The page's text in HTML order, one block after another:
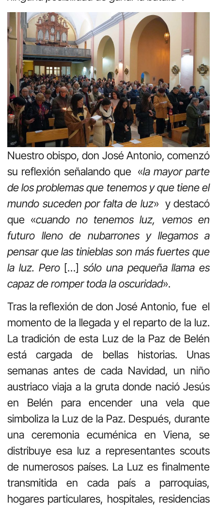
Nuestro obispo, don José Antonio, comenzó
su reflexión señalando que «la mayor parte
de los problemas que tenemos y que tiene el
mundo suceden por falta de luz» y destacó
que «cuando no tenemos luz, vemos en
futuro lleno de nubarrones y llegamos a
pensar que las tinieblas son más fuertes que
la luz. Pero[…] sólo una pequeña llama es
capaz de romper toda la oscuridad».
Tras la reflexión de don José Antonio, fue el
momento de la llegada y el reparto de la luz.
La tradición de esta Luz de la Paz de Belén
está cargada de bellas historias. Unas
semanas antes de cada Navidad, un niño
austriaco viaja a la gruta donde nació Jesús
en Belén para encender una vela que
simboliza la Luz de la Paz. Después, durante
una ceremonia ecuménica en Viena, se
distribuye esa luz a representantes scouts
de numerosos países. La Luz es finalmente
transmitida en cada país a parroquias,
hogares particulares, hospitales, residencias